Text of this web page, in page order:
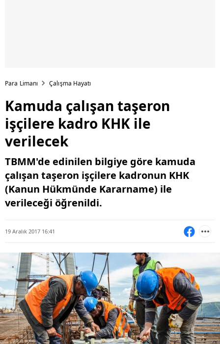
Para Limanı Çalışma Hayatı
Kamuda çalışan taşeron
işçilere kadro KHK ile
verilecek
TBMM'de edinilen bilgiye göre kamuda
çalışan taşeron işçilere kadronun KHK
(Kanun Hükmünde Kararname) ile
verileceği öğrenildi.
19 Aralık 2017 16:41